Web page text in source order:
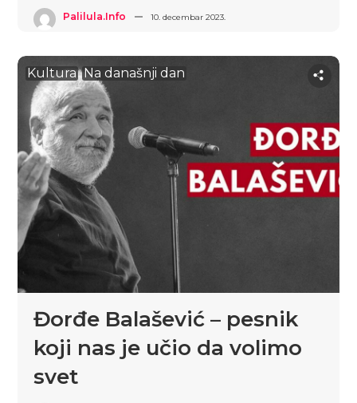
Palilula.info 10. decembar 2023.
Kultura Na današnji dan
Đorđe Balašević – pesnik
koji nas je učio da volimo
svet